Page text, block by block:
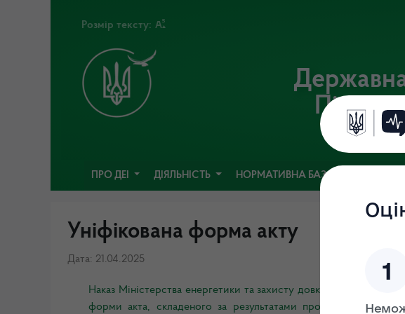
Розмір тексту:
Державна
Офіційний
ПРО ДЕІ ДІЯЛЬНІСТЬ НОРМАТИВНА БАЗА
Уніфікована форма акту
Дата: 21.04.2025
Наказ Міністерства енергетики та захисту довкілля України
форми акта, складеного за результатами проведення